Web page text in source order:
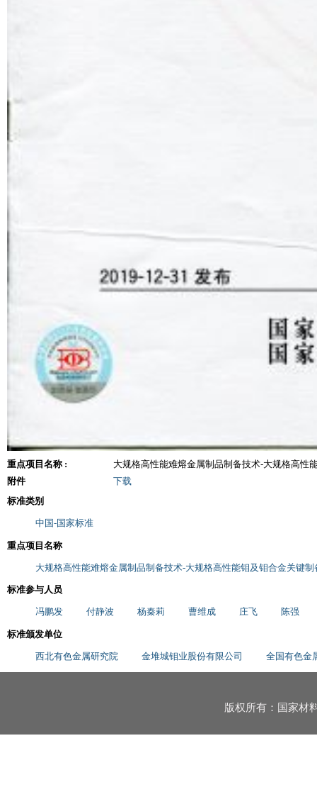
重点项目名称 :
大规格高性能难熔金属制品制备技术-大规格高性
附件
下载
标准类别
中国-国家标准
重点项目名称
大规格高性能难熔金属制品制备技术-大规格高性能钼及钼合金关键
标准参与人员
冯鹏发 付静波 杨秦莉 曹维成 庄飞 陈强
标准颁发单位
西北有色金属研究院 金堆城钼业股份有限公司 全国有色金
版权所有：国家材